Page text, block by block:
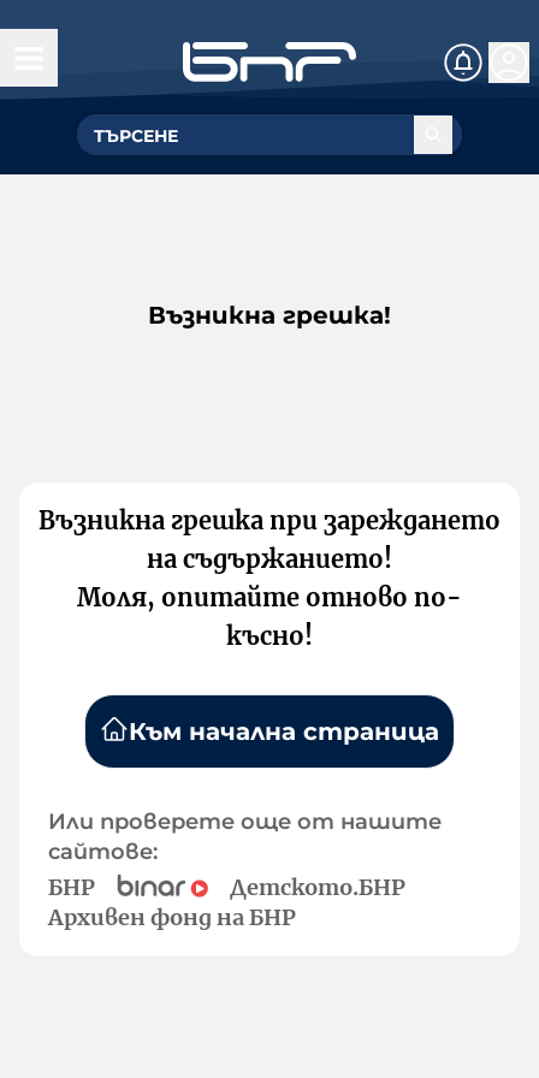
Възникна грешка!
Възникна грешка при зареждането
на съдържанието!
Моля, опитайте отново по-
късно!
Към начална страница
Или проверете още от нашите
сайтове:
БНР
Детското.БНР
Архивен фонд на БНР